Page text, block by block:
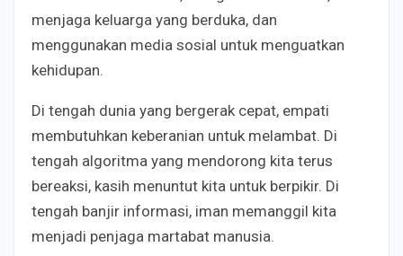
menjaga keluarga yang berduka, dan
menggunakan media sosial untuk menguatkan
kehidupan.
Di tengah dunia yang bergerak cepat, empati
membutuhkan keberanian untuk melambat. Di
tengah algoritma yang mendorong kita terus
bereaksi, kasih menuntut kita untuk berpikir. Di
tengah banjir informasi, iman memanggil kita
menjadi penjaga martabat manusia.